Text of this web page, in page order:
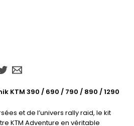
KTM 390 / 690 / 790 / 890 / 1290
et de l’univers rally raid, le kit
KTM Adventure en véritable